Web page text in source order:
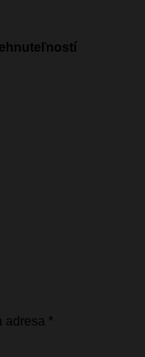
adresa *Povinné